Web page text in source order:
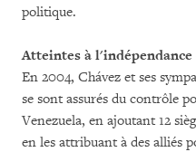
politique.
Atteintes à l'indépendance
En 2004, Chávez et ses
se sont assurés du contrôle
Venezuela, en ajoutant 12
en les attribuant à des alliés